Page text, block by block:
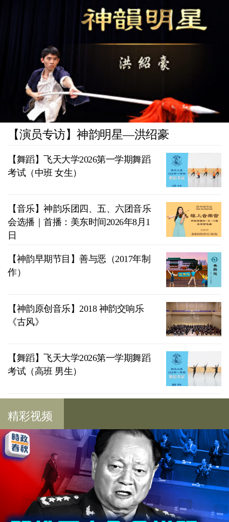
【演员专访】神韵明星—洪绍豪
【舞蹈】飞天大学2026第一学期舞蹈
考试（中班 女生）
【音乐】神韵乐团四、五、六团音乐
会选播｜首播：美东时间2026年8月1
日
【神韵早期节目】善与恶（2017年制
作）
【神韵原创音乐】2018 神韵交响乐
《古风》
【舞蹈】飞天大学2026第一学期舞蹈
考试（高班 男生）
精彩视频